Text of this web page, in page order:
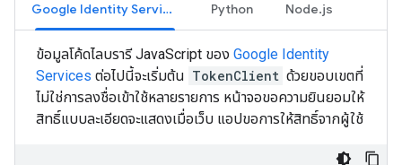
Google Identity Services Python Node.js
ข้อมูลโค้ดไลบรารี JavaScript ของ Google Identity
Services ต่อไปนี้จะเริ่มต้น TokenClient ด้วยขอบเขตที่
ไม่ใช่การลงชื่อเข้าใช้หลายรายการ หน้าจอขอความยินยอมให้
สิทธิ์แบบละเอียดจะแสดงเมื่อเว็บ แอปขอการให้สิทธิ์จากผู้ใช้